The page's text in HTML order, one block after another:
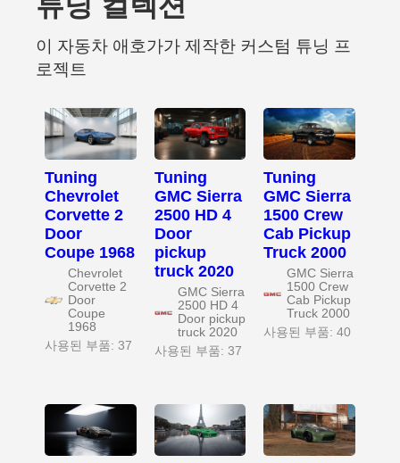
이 자동차 애호가가 제작한 커스텀 튜닝 프
로젝트
Tuning
Chevrolet
Corvette 2
Door
Coupe 1968
Chevrolet
Corvette 2
Door
Coupe
1968
사용된 부품: 37
Tuning
GMC Sierra
2500 HD 4
Door
pickup
truck 2020
GMC Sierra
2500 HD 4
Door pickup
truck 2020
사용된 부품: 37
Tuning
GMC Sierra
1500 Crew
Cab Pickup
Truck 2000
GMC Sierra
1500 Crew
Cab Pickup
Truck 2000
사용된 부품: 40